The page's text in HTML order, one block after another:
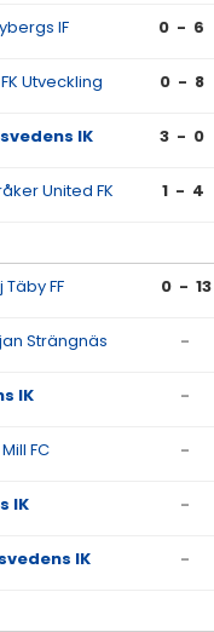
IF 0 - 6
Utveckling 0 - 8
IK 3 - 0
United FK 1 - 4
Täby FF 0 - 13
Strängnäs -
IK -
FC -
IK -
IK -